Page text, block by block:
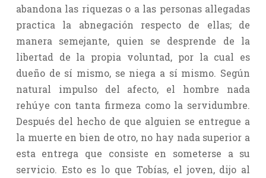
abandona las riquezas o a las personas allegadas
practica la abnegación respecto de ellas; de
manera semejante, quien se desprende de la
libertad de la propia voluntad, por la cual es
dueño de sí mismo, se niega a sí mismo. Según
natural impulso del afecto, el hombre nada
rehúye con tanta firmeza como la servidumbre.
Después del hecho de que alguien se entregue a
la muerte en bien de otro, no hay nada superior a
esta entrega que consiste en someterse a su
servicio. Esto es lo que Tobías, el joven, dijo al